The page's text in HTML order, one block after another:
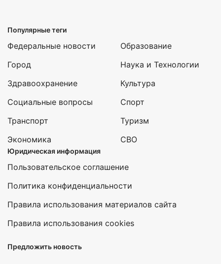
Популярные теги
Федеральные новости
Город
Здравоохранение
Социальные вопросы
Транспорт
Экономика
Образование
Наука и Технологии
Культура
Спорт
Туризм
СВО
Юридическая информация
Пользовательское соглашение
Политика конфиденциальности
Правила использования материалов сайта
Правила использования cookies
Предложить новость